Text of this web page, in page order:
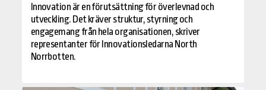
Innovation är en förutsättning för överlevnad och
utveckling. Det kräver struktur, styrning och
engagemang från hela organisationen, skriver
representanter för Innovationsledarna North
Norrbotten.